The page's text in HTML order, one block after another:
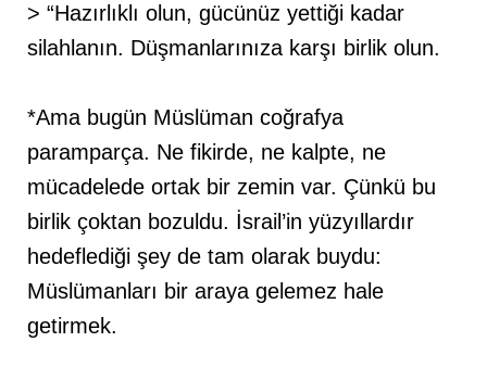
> “Hazırlıklı olun, gücünüz yettiği kadar
silahlanın. Düşmanlarınıza karşı birlik olun.
*Ama bugün Müslüman coğrafya
paramparça. Ne fikirde, ne kalpte, ne
mücadelede ortak bir zemin var. Çünkü bu
birlik çoktan bozuldu. İsrail’in yüzyıllardır
hedeflediği şey de tam olarak buydu:
Müslümanları bir araya gelemez hale
getirmek.